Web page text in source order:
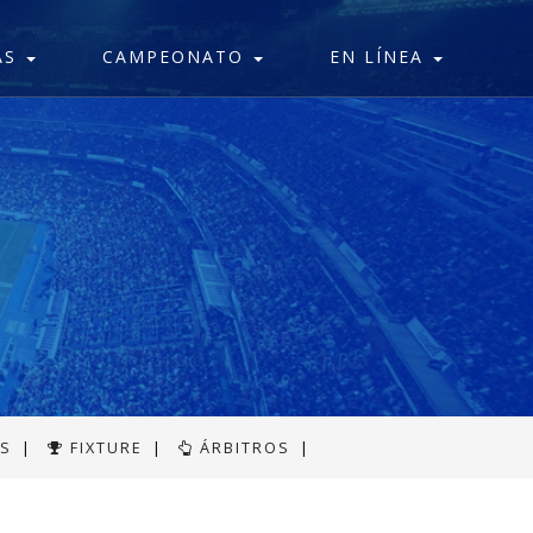
CAMPEONATO EN LÍNEA
| FIXTURE | ÁRBITROS |